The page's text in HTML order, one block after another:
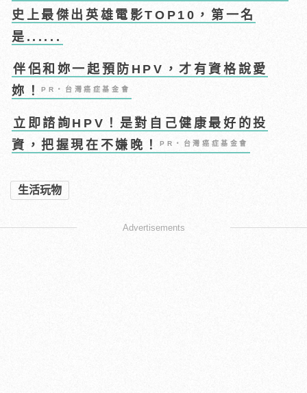
史上最傑出英雄電影TOP10，第一名
是......
伴侶和妳一起預防HPV，才有資格說愛
妳！PR・台灣癌症基金會
立即諮詢HPV！是對自己健康最好的投
資，把握現在不嫌晚！PR・台灣癌症基金會
生活玩物
Advertisements